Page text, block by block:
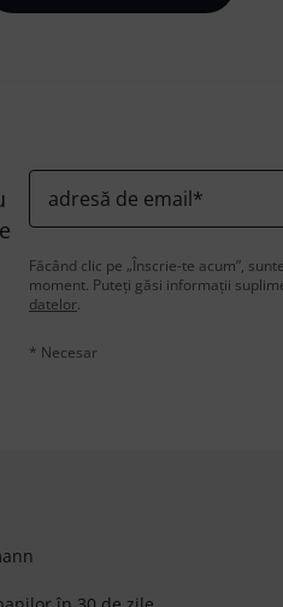
adresă de email*
Făcând clic pe „Înscrie-te acum”,
moment. Puteți găsi informații
datelor.
* Necesar